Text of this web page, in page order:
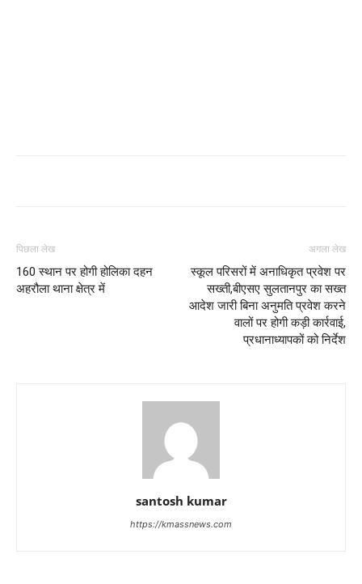
पिछला लेख
160 स्थान पर होगी होलिका दहन
अहरौला थाना क्षेत्र में
अगला लेख
स्कूल परिसरों में अनाधिकृत प्रवेश पर
सख्ती,बीएसए सुलतानपुर का सख्त
आदेश जारी बिना अनुमति प्रवेश करने
वालों पर होगी कड़ी कार्रवाई,
प्रधानाध्यापकों को निर्देश
santosh kumar
https://kmassnews.com